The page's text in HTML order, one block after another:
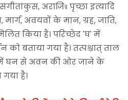
अराजिর पृच्छा इत्यादि
अवयवों के मान, ग्रह, जाति,
किया है। परिच्छेद 'घ' में
को बताया गया है। तत्पश्चात् ताल
में घन से अवन की ओर जाने के
है।